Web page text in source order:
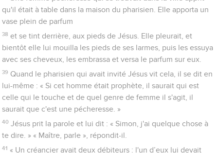
qu'il était à table dans la maison du pharisien. Elle apporta un
vase plein de parfum
38 et se tint derrière, aux pieds de Jésus. Elle pleurait, et
bientôt elle lui mouilla les pieds de ses larmes, puis les essuya
avec ses cheveux, les embrassa et versa le parfum sur eux.
39 Quand le pharisien qui avait invité Jésus vit cela, il se dit en
lui-même : « Si cet homme était prophète, il saurait qui est
celle qui le touche et de quel genre de femme il s'agit, il
saurait que c'est une pécheresse. »
40 Jésus prit la parole et lui dit : « Simon, j'ai quelque chose à
te dire. » « Maître, parle », répondit-il.
41 « Un créancier avait deux débiteurs : l'un d’eux lui devait